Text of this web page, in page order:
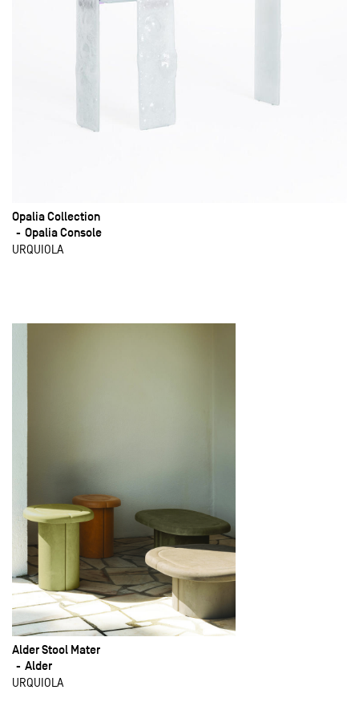
Opalia Collection
Opalia Console
URQUIOLA
Alder Stool Mater
Alder
URQUIOLA